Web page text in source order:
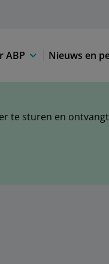
ABP Nieuws en
te sturen en